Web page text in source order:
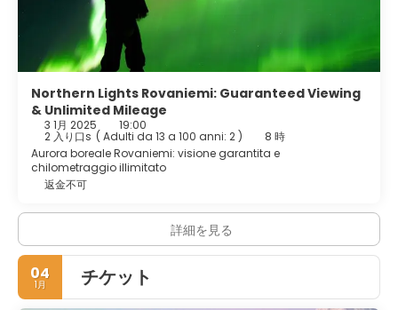
Northern Lights Rovaniemi: Guaranteed Viewing
& Unlimited Mileage
3 1月 2025 19:00
2 入り口s ( Adulti da 13 a 100 anni: 2 )
8 時
Aurora boreale Rovaniemi: visione garantita e
chilometraggio illimitato
返金不可
詳細を見る
04
1月 チケット